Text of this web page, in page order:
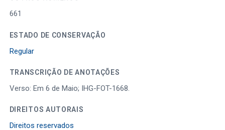
661
ESTADO DE CONSERVAÇÃO
Regular
TRANSCRIÇÃO DE ANOTAÇÕES
Verso: Em 6 de Maio; IHG-FOT-1668.
DIREITOS AUTORAIS
Direitos reservados